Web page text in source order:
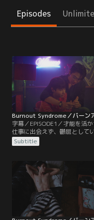
Episodes
字幕／EPISODE1／才能を活
仕事に出会えず、鬱屈として
ラは、友人インの薦めで不思議
ーを訪れる。そこで相席したピ
しい仕事が見つかる”と告げられ
る。しかし、受けた面接は上手
かず、インに紹介された怪し
を受けることになるが…。
Subtitle